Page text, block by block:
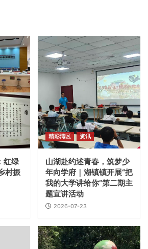
超300亿元！广州南沙这片“科创雨
生长
立稀疏计算产学研联盟，以生态协同突
喜获CFS财经峰会三项大奖
红绿
村振
精彩湾区 资讯
山湖赴约述青春，筑梦少
年向学府｜湖镇镇开展“把
我的大学讲给你”第二期主
题宣讲活动
2026-07-23